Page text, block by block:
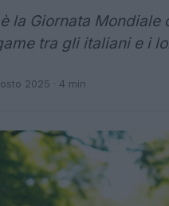
la Giornata
tra gli italiani e i
2025 · 4 min